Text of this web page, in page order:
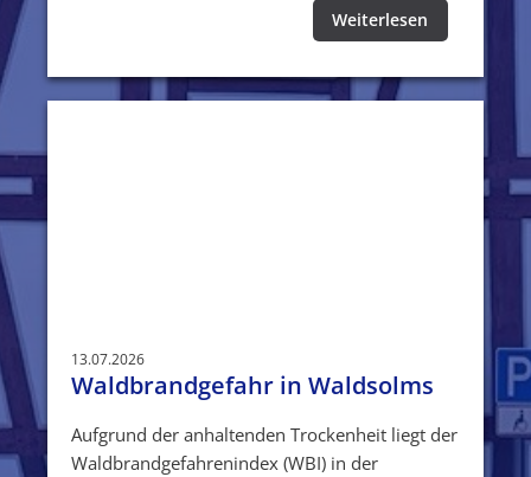
Weiterlesen
13.07.2026
Waldbrandgefahr in Waldsolms
Aufgrund der anhaltenden Trockenheit liegt der
Waldbrandgefahrenindex (WBI) in der